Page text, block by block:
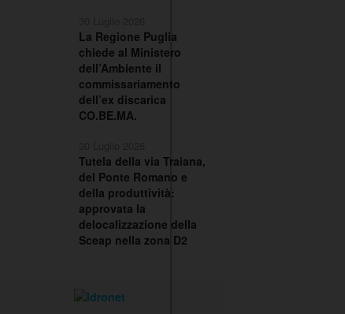
La Regione Puglia
chiede al Ministero
dell’Ambiente il
commissariamento
dell’ex discarica
CO.BE.MA.
Tutela della via Traiana,
del Ponte Romano e
della produttività:
approvata la
delocalizzazione della
Sceap nella zona D2